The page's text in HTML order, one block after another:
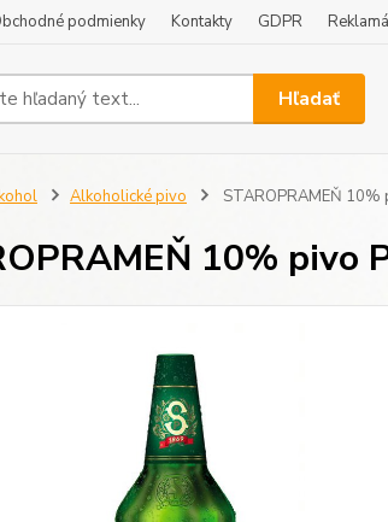
podmienky Kontakty GDPR
Hľadať
Alkoholické pivo STAROPRAMEŇ
10% pivo